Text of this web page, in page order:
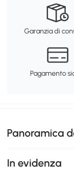
Garanzia di
Pagamento
Panoramica
In evidenza